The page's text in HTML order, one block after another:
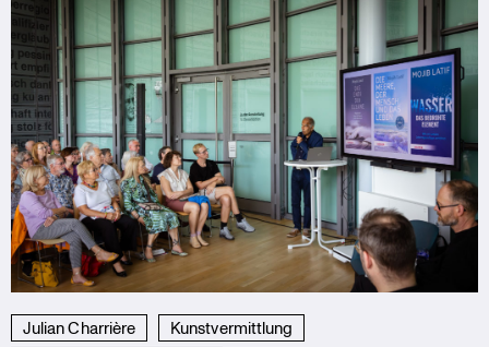
Julian Charrière
Kunstvermittlung